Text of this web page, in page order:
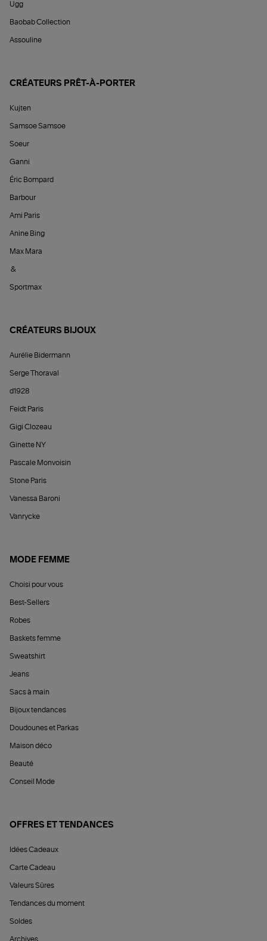
Ugg
Baobab Collection
Assouline
CRÉATEURS PRÊT-À-PORTER
Kujten
Samsoe Samsoe
Soeur
Ganni
Éric Bompard
Barbour
Ami Paris
Anine Bing
Max Mara
&
Sportmax
CRÉATEURS BIJOUX
Aurélie Bidermann
Serge Thoraval
d1928
Feidt Paris
Gigi Clozeau
Ginette NY
Pascale Monvoisin
Stone Paris
Vanessa Baroni
Vanrycke
MODE FEMME
Choisi pour vous
Best-Sellers
Robes
Baskets femme
Sweatshirt
Jeans
Sacs à main
Bijoux tendances
Doudounes et Parkas
Maison déco
Beauté
Conseil Mode
OFFRES ET TENDANCES
Idées Cadeaux
Carte Cadeau
Valeurs Sûres
Tendances du moment
Soldes
Archives